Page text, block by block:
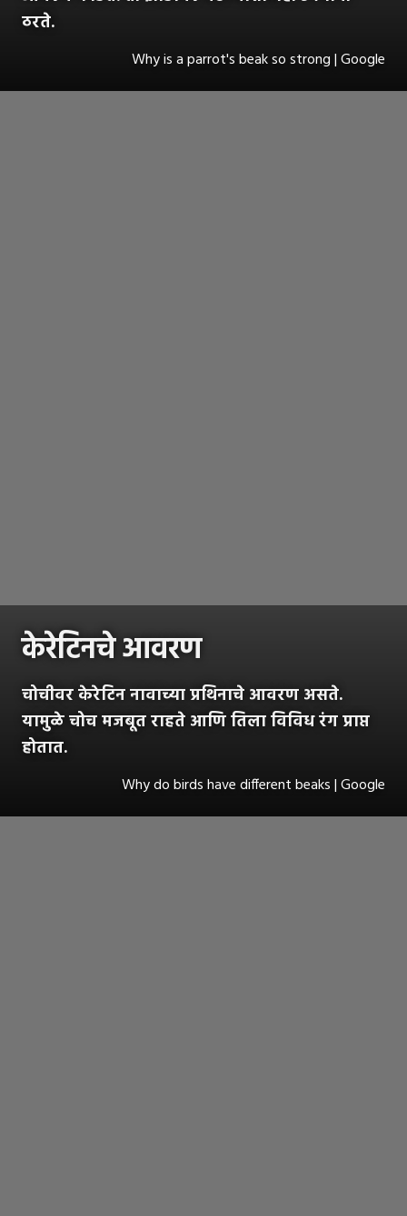
ठरते.
Why is a parrot's beak so strong | Google
केरेटिनचे आवरण
चोचीवर केरेटिन नावाच्या प्रथिनाचे आवरण असते.
यामुळे चोच मजबूत राहते आणि तिला विविध रंग प्राप्त
होतात.
Why do birds have different beaks | Google